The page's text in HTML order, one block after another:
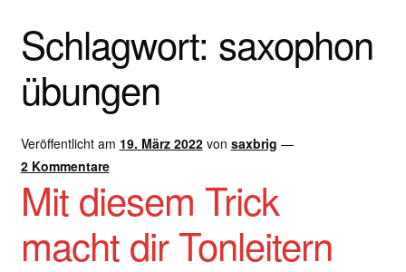
Aktuelle Blog Artikel
ANMELDUNG
Dankeschön – Impro Basic Downloads (Youtube)
Datenschutz
Disclaimer
Schlagwort: saxophon
übungen
Veröffentlicht am 19. März 2022 von saxbrig —
2 Kommentare
Mit diesem Trick
macht dir Tonleitern